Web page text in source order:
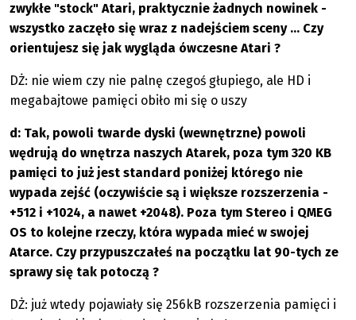
zwykłe "stock" Atari, praktycznie żadnych nowinek -
wszystko zaczęło się wraz z nadejściem sceny ... Czy
orientujesz się jak wygląda ówczesne Atari ?
DŻ: nie wiem czy nie palnę czegoś głupiego, ale HD i
megabajtowe pamięci obiło mi się o uszy
d: Tak, powoli twarde dyski (wewnętrzne) powoli
wędrują do wnętrza naszych Atarek, poza tym 320 KB
pamięci to już jest standard poniżej którego nie
wypada zejść (oczywiście są i większe rozszerzenia -
+512 i +1024, a nawet +2048). Poza tym Stereo i QMEG
OS to kolejne rzeczy, która wypada mieć w swojej
Atarce. Czy przypuszczałeś na początku lat 90-tych ze
sprawy się tak potoczą ?
DŻ: już wtedy pojawiały się 256kB rozszerzenia pamięci i